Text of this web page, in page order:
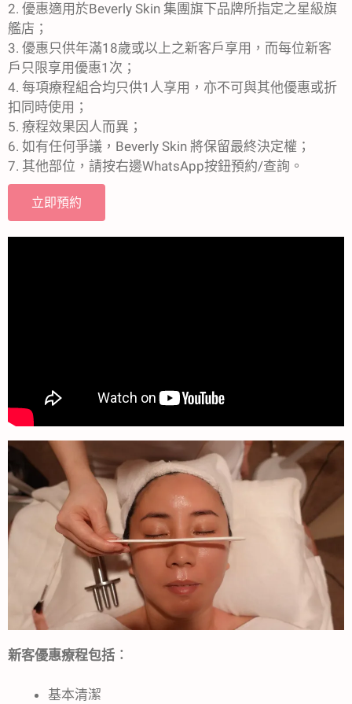
2. 優惠適用於Beverly Skin 集團旗下品牌所指定之星級旗
艦店；
3. 優惠只供年滿18歲或以上之新客戶享用，而每位新客
戶只限享用優惠1次；
4. 每項療程組合均只供1人享用，亦不可與其他優惠或折
扣同時使用；
5. 療程效果因人而異；
6. 如有任何爭議，Beverly Skin 將保留最終決定權；
7. 其他部位，請按右邊WhatsApp按鈕預約/查詢。
立即預約
新客優惠療程包括︰
基本清潔